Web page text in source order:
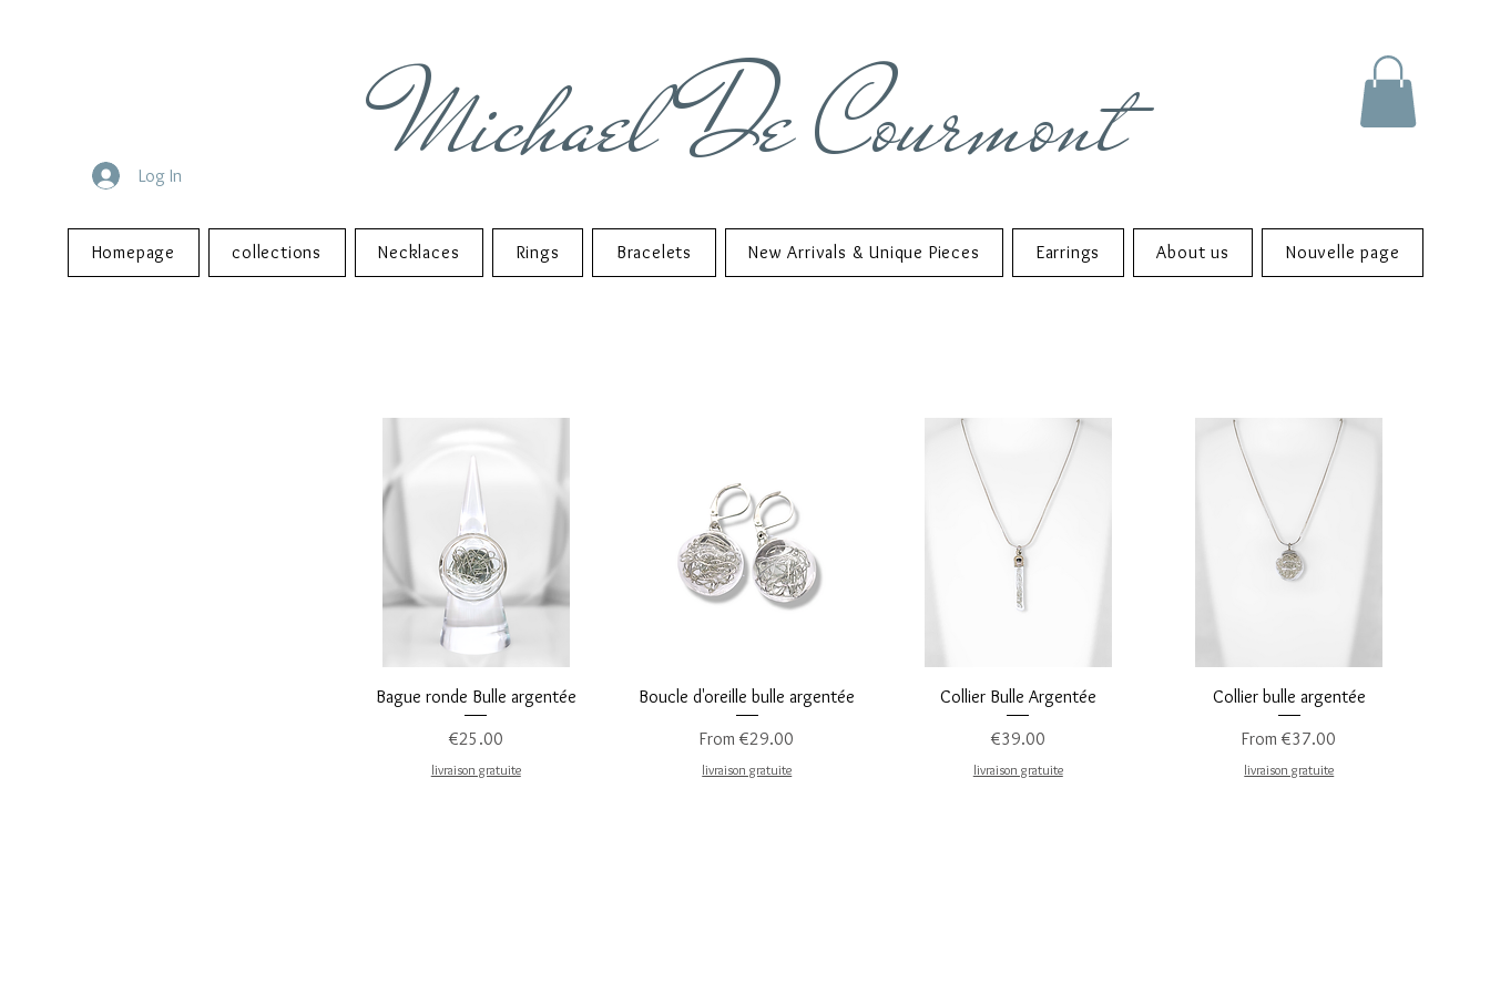
Log In Michael De Courmont
Homepage collections Necklaces Rings Bracelets New Arrivals & Unique Pieces Earrings About us Nouvelle page
Quick View
Bague ronde Bulle argentée
Price
€25.00
livraison gratuite
Quick View
Boucle d'oreille bulle argentée
From€29.00
Sale Price
livraison gratuite
Quick View
Collier Bulle Argentée
Price
€39.00
livraison gratuite
Quick View
Collier bulle argentée
From€37.00
Sale Price
livraison gratuite